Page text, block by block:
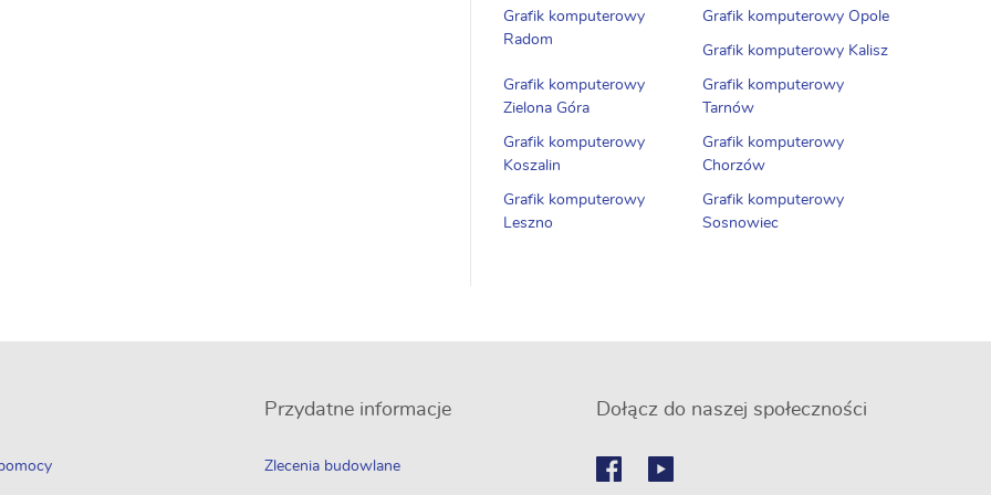
Grafik komputerowy
Radom
Grafik komputerowy Opole
Grafik komputerowy Kalisz
Grafik komputerowy
Zielona Góra
Grafik komputerowy
Tarnów
Grafik komputerowy
Koszalin
Grafik komputerowy
Chorzów
Grafik komputerowy
Leszno
Grafik komputerowy
Sosnowiec
Przydatne informacje
Zlecenia budowlane
Dołącz do naszej społeczności